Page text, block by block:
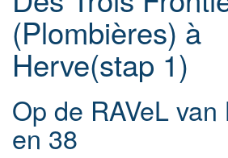
(Plombières) à
Herve(stap 1)
Op de RAVeL
en 38